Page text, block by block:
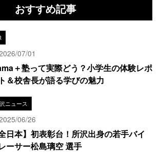
おすすめ記事
07/01
＋塾って実際どう？小学生の体験レポ
＆校舎長が語る学びの魅力
ニュース
06/26
全日本】初表彰台！所沢出身の若手バイ
ーサー松島璃空 選手